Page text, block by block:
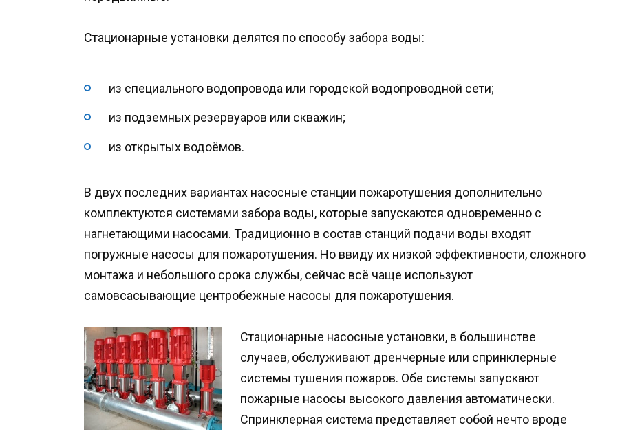
Стационарные установки делятся по способу забора воды:
из специального водопровода или городской водопроводной сети;
из подземных резервуаров или скважин;
из открытых водоёмов.
В двух последних вариантах насосные станции пожаротушения дополнительно
комплектуются системами забора воды, которые запускаются одновременно с
нагнетающими насосами. Традиционно в состав станций подачи воды входят
погружные насосы для пожаротушения. Но ввиду их низкой эффективности, сложного
монтажа и небольшого срока службы, сейчас всё чаще используют
самовсасывающие центробежные насосы для пожаротушения.
Стационарные насосные установки, в большинстве
случаев, обслуживают дренчерные или спринклерные
системы тушения пожаров. Обе системы запускают
пожарные насосы высокого давления автоматически.
Спринклерная система представляет собой нечто вроде